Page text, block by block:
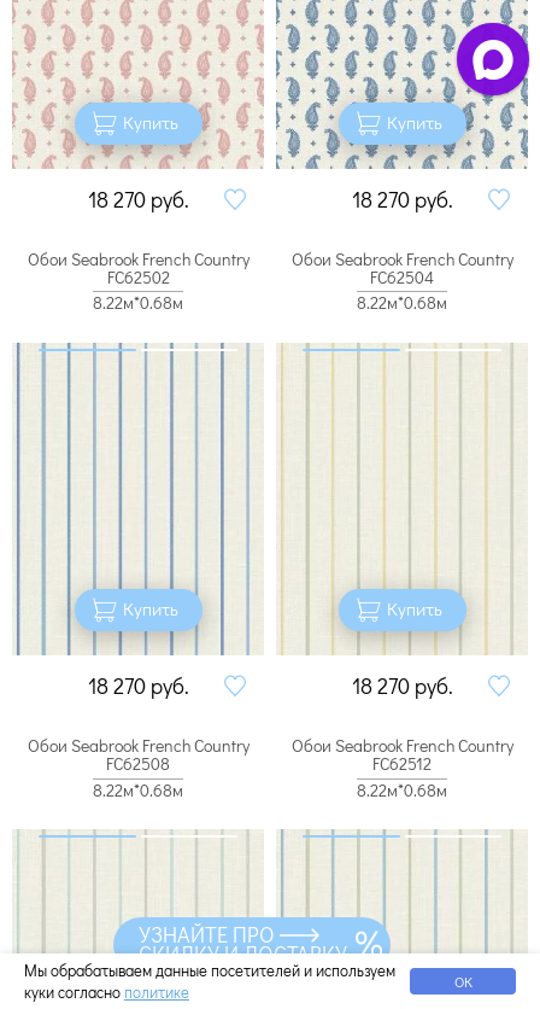
Купить
18 270 руб.
Купить
18 270 руб.
Обои Seabrook French Country
FC62502
8.22м*0.68м
Купить
18 270 руб.
Обои Seabrook French Country
FC62504
8.22м*0.68м
Купить
18 270 руб.
Обои Seabrook French Country
FC62508
8.22м*0.68м
Обои Seabrook French Country
FC62512
8.22м*0.68м
Мы обрабатываем данные посетителей и используем
куки согласно политике ОК
УЗНАЙТЕ ПРО
СКИДКУ И ДОСТАВКУ